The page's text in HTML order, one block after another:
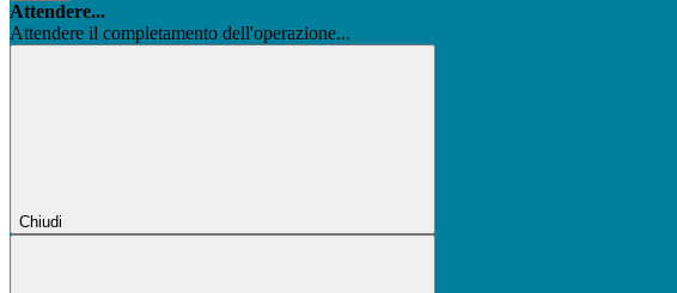
Attendere...
Attendere il completamento dell'operazione...
Chiudi